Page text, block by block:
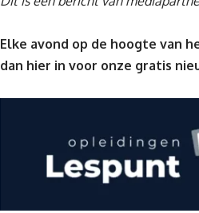
Elke avond op de hoogte van
dan hier in voor onze gratis